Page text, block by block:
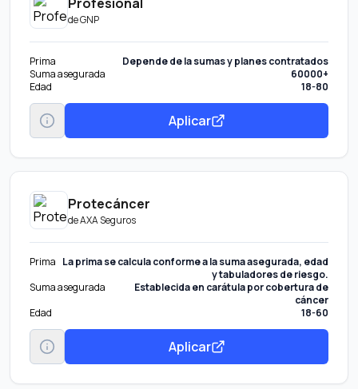
deGNP
Prima
Depende de la sumas y planes contratados
Suma asegurada
60000+
Edad
18-80
Aplicar
Protecáncer
deAXA Seguros
Prima La prima se calcula conforme a la suma asegurada, edad
y tabuladores de riesgo.
Suma asegurada
Establecida en carátula por cobertura de
cáncer
Edad
18-60
Aplicar